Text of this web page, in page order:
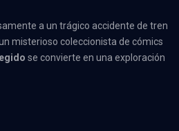
a un trágico accidente de tren
misterioso coleccionista de cómics
se convierte en una exploración